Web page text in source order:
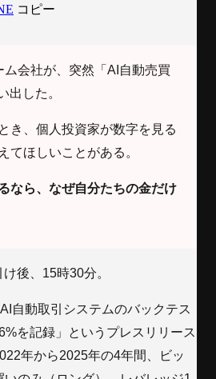
コピー
会社が、突然「AI自動売買
出した。
き、個人投資家が数字を見る
てほしいことがある。
なら、なぜ自分たちの金だけ
後、15時30分。
自動取引システムのバックテス
を記録」というプレスリリース
年から2025年の4年間、ビッ